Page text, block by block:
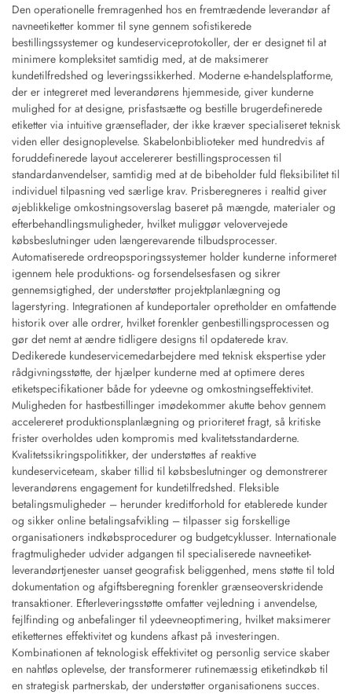
Den operationelle fremragenhed hos en fremtrædende leverandør af
navneetiketter kommer til syne gennem sofistikerede
bestillingssystemer og kundeserviceprotokoller, der er designet til at
minimere kompleksitet samtidig med, at de maksimerer
kundetilfredshed og leveringssikkerhed. Moderne e-handelsplatforme,
der er integreret med leverandørens hjemmeside, giver kunderne
mulighed for at designe, prisfastsætte og bestille brugerdefinerede
etiketter via intuitive grænseflader, der ikke kræver specialiseret teknisk
viden eller designoplevelse. Skabelonbiblioteker med hundredvis af
foruddefinerede layout accelererer bestillingsprocessen til
standardanvendelser, samtidig med at de bibeholder fuld fleksibilitet til
individuel tilpasning ved særlige krav. Prisberegneres i realtid giver
øjeblikkelige omkostningsoverslag baseret på mængde, materialer og
efterbehandlingsmuligheder, hvilket muliggør velovervejede
købsbeslutninger uden længerevarende tilbudsprocesser.
Automatiserede ordreopsporingssystemer holder kunderne informeret
igennem hele produktions- og forsendelsesfasen og sikrer
gennemsigtighed, der understøtter projektplanlægning og
lagerstyring. Integrationen af kundeportaler opretholder en omfattende
historik over alle ordrer, hvilket forenkler genbestillingsprocessen og
gør det nemt at ændre tidligere designs til opdaterede krav.
Dedikerede kundeservicemedarbejdere med teknisk ekspertise yder
rådgivningsstøtte, der hjælper kunderne med at optimere deres
etiketspecifikationer både for ydeevne og omkostningseffektivitet.
Muligheden for hastbestillinger imødekommer akutte behov gennem
accelereret produktionsplanlægning og prioriteret fragt, så kritiske
frister overholdes uden kompromis med kvalitetsstandarderne.
Kvalitetssikringspolitikker, der understøttes af reaktive
kundeserviceteam, skaber tillid til købsbeslutninger og demonstrerer
leverandørens engagement for kundetilfredshed. Fleksible
betalingsmuligheder – herunder kreditforhold for etablerede kunder
og sikker online betalingsafvikling – tilpasser sig forskellige
organisationers indkøbsprocedurer og budgetcyklusser. Internationale
fragtmuligheder udvider adgangen til specialiserede navneetiket-
leverandørtjenester uanset geografisk beliggenhed, mens støtte til told
dokumentation og afgiftsberegning forenkler grænseoverskridende
transaktioner. Efterleveringsstøtte omfatter vejledning i anvendelse,
fejlfinding og anbefalinger til ydeevneoptimering, hvilket maksimerer
etiketternes effektivitet og kundens afkast på investeringen.
Kombinationen af teknologisk effektivitet og personlig service skaber
en nahtløs oplevelse, der transformerer rutinemæssig etiketindkøb til
en strategisk partnerskab, der understøtter organisationens succes.